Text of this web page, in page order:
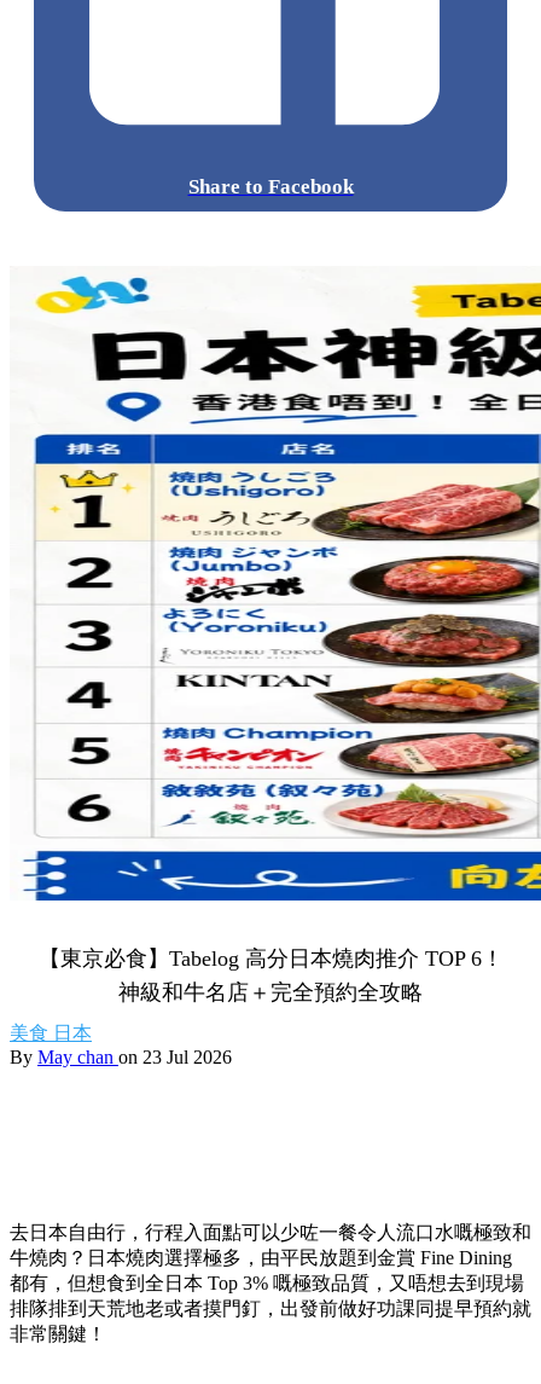
Share to Facebook
【東京必食】Tabelog 高分日本燒肉推介 TOP 6！
神級和牛名店＋完全預約全攻略
美食 日本
By May chan on 23 Jul 2026
去日本自由行，行程入面點可以少咗一餐令人流口水嘅極致和
牛燒肉？日本燒肉選擇極多，由平民放題到金賞 Fine Dining
都有，但想食到全日本 Top 3% 嘅極致品質，又唔想去到現場
排隊排到天荒地老或者摸門釘，出發前做好功課同提早預約就
非常關鍵！